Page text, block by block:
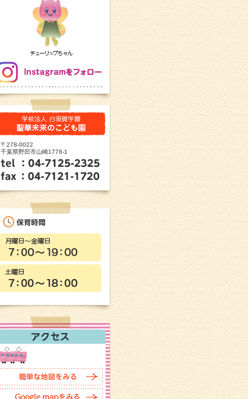
〒278-0022
千葉県野田市山崎1778-1